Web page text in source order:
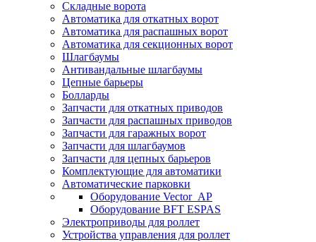
Складные ворота
Автоматика для откатных ворот
Автоматика для распашных ворот
Автоматика для секционных ворот
Шлагбаумы
Антивандальные шлагбаумы
Цепные барьеры
Болларды
Запчасти для откатных приводов
Запчасти для распашных приводов
Запчасти для гаражных ворот
Запчасти для шлагбаумов
Запчасти для цепных барьеров
Комплектующие для автоматики
Автоматические парковки
Оборудование Vector_AP
Оборудование BFT ESPAS
Электроприводы для роллет
Устройства управления для роллет